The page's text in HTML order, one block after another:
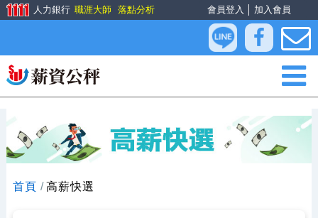
會員登入 加入會員
人力銀行 職涯大師 落點分析
首頁 高薪快選